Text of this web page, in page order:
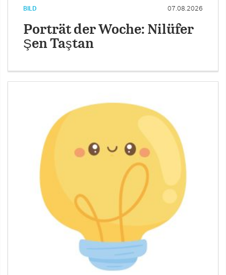
BILD 07.08.2026
Porträt der Woche: Nilüfer
Şen Taştan